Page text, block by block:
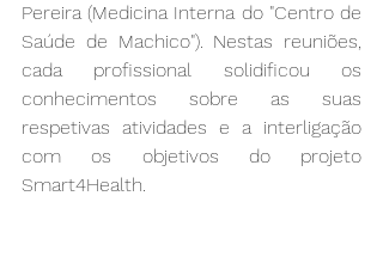
Pereira (Medicina Interna do "Centro de
Saúde de Machico"). Nestas reuniões,
cada profissional solidificou os
conhecimentos sobre as suas
respetivas atividades e a interligação
com os objetivos do projeto
Smart4Health.